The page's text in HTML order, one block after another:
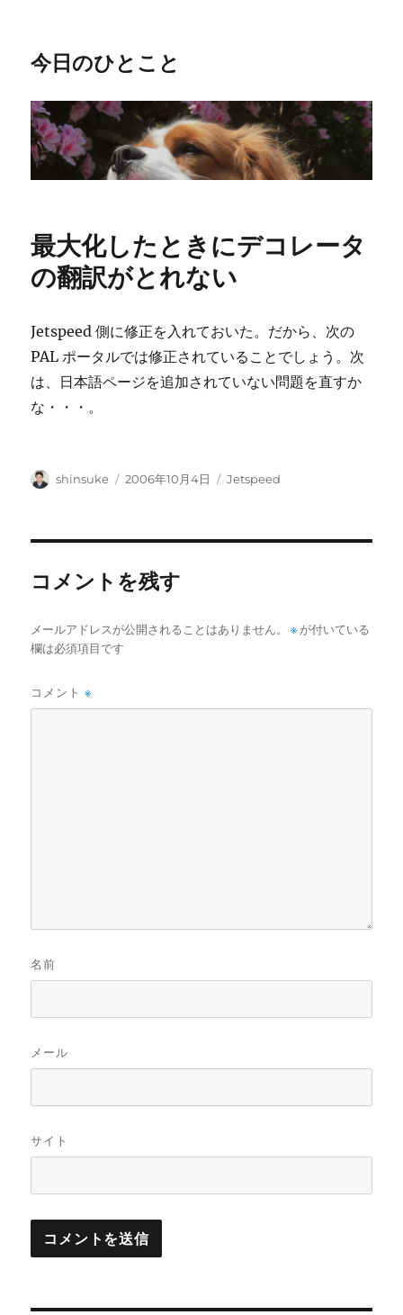
今日のひとこと
最大化したときにデコレータ
の翻訳がとれない
Jetspeed 側に修正を入れておいた。だから、次の
PAL ポータルでは修正されていることでしょう。次
は、日本語ページを追加されていない問題を直すか
な・・・。
投
shinsuke
投
2006年10月4日
カ
Jetspeed
コメントを残す
メールアドレスが公開されることはありません。 ※が付いている
欄は必須項目です
コメント※
名前
メール
サイト